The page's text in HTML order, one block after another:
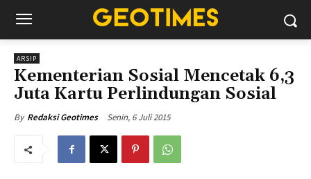
ARSIP
Kementerian Sosial Mencetak 6,3
Juta Kartu Perlindungan Sosial
By Redaksi Geotimes Senin, 6 Juli 2015